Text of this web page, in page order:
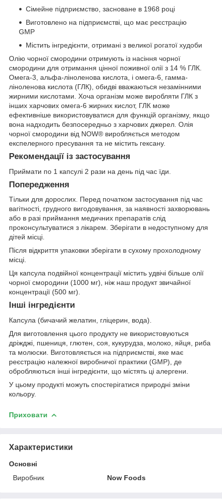
Сімейне підприємство, засноване в 1968 році
Виготовлено на підприємстві, що має реєстрацію
GMP
Містить інгредієнти, отримані з великої рогатої худоби
Олію чорної смородини отримують із насіння чорної
смородини для отримання цінної поживної олії з 14 % ГЛК.
Омега-3, альфа-ліноленова кислота, і омега-6, гамма-
ліноленова кислота (ГЛК), обидві вважаються незамінними
жирними кислотами. Хоча організм може виробляти ГЛК з
інших харчових омега-6 жирних кислот, ГЛК може
ефективніше використовуватися для функцій організму, якщо
вона надходить безпосередньо з харчових джерел. Олія
чорної смородини від NOW® виробляється методом
експелерного пресування та не містить гексану.
Рекомендації із застосування
Приймати по 1 капсулі 2 рази на день під час їди.
Попередження
Тільки для дорослих. Перед початком застосування під час
вагітності, грудного вигодовування, за наявності захворювань
або в разі приймання медичних препаратів слід
проконсультуватися з лікарем. Зберігати в недоступному для
дітей місці.
Після відкриття упаковки зберігати в сухому прохолодному
місці.
Ця капсула подвійної концентрації містить удвічі більше олії
чорної смородини (1000 мг), ніж наш продукт звичайної
концентрації (500 мг).
Інші інгредієнти
Капсула (бичачий желатин, гліцерин, вода).
Для виготовлення цього продукту не використовуються
дріжджі, пшениця, глютен, соя, кукурудза, молоко, яйця, риба
та молюски. Виготовляється на підприємстві, яке має
реєстрацію належної виробничої практики (GMP), де
обробляються інші інгредієнти, що містять ці алергени.
У цьому продукті можуть спостерігатися природні зміни
кольору.
Приховати
Характеристики
Основні
Виробник
Now Foods